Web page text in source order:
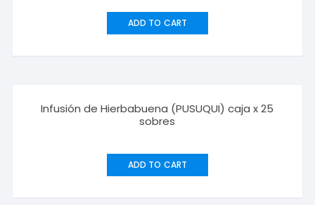
ADD TO CART
Infusión de Hierbabuena (PUSUQUI) caja x 25
sobres
ADD TO CART